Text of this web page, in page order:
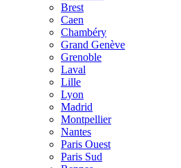
Brest
Caen
Chambéry
Grand Genève
Grenoble
Laval
Lille
Lyon
Madrid
Montpellier
Nantes
Paris Ouest
Paris Sud